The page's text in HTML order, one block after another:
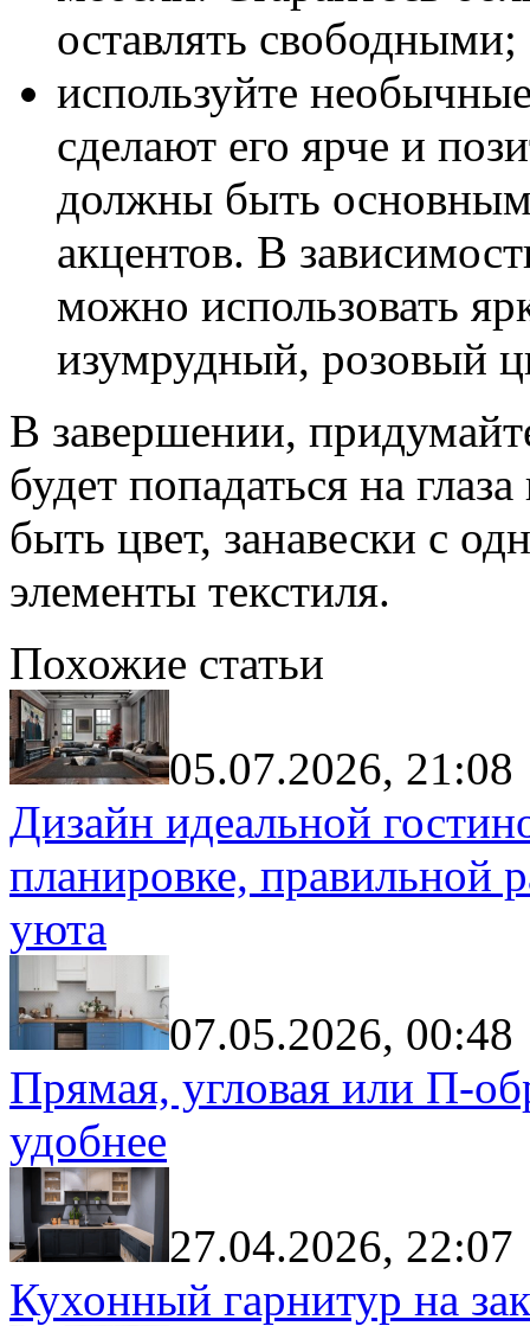
оставлять свободными;
используйте
сделают его ярче и
должны быть
акцентов. В
можно использовать
изумрудный, розовый
В завершении,
будет попадаться на
быть цвет, занавески с
элементы текстиля.
Похожие статьи
05.07.2026, 21:08
Дизайн идеальной
планировке, правильной
уюта
07.05.2026, 00:48
Прямая, угловая или П-
удобнее
27.04.2026, 22:07
Кухонный гарнитур на